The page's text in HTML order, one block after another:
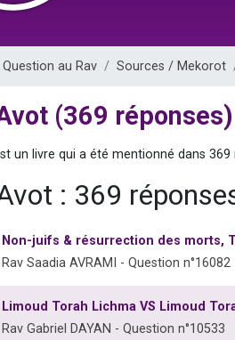
Question au Rav Sources / Mekorot
(369 réponses)
un livre qui a été mentionné dans
: 369
Non-juifs & résurrection des morts,
Rav Saadia AVRAMI - Question n°16082
Limoud Torah Lichma VS Limoud
Rav Gabriel DAYAN - Question n°10533